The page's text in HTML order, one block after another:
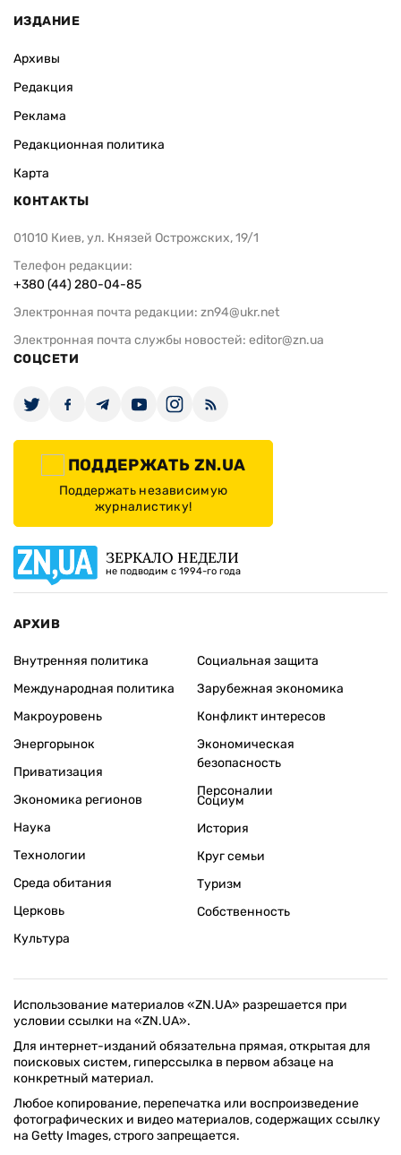
ИЗДАНИЕ
Архивы
Редакция
Реклама
Редакционная политика
Карта
КОНТАКТЫ
01010 Киев, ул. Князей Острожских, 19/1
Телефон редакции:
+380 (44) 280-04-85
Электронная почта редакции: zn94@ukr.net
Электронная почта службы новостей: editor@zn.ua
СОЦСЕТИ
ПОДДЕРЖАТЬ ZN.UA
Поддержать независимую
журналистику!
ЗЕРКАЛО НЕДЕЛИ
не подводим с 1994-го года
АРХИВ
Внутренняя политика
Международная политика
Макроуровень
Энергорынок
Приватизация
Экономика регионов
Социальная защита
Зарубежная экономика
Конфликт интересов
Экономическая
безопасность
Персоналии
Наука
Технологии
Среда обитания
Церковь
Культура
Социум
История
Круг семьи
Туризм
Собственность
Использование материалов «ZN.UA» разрешается при
условии ссылки на «ZN.UA».
Для интернет-изданий обязательна прямая, открытая для
поисковых систем, гиперссылка в первом абзаце на
конкретный материал.
Любое копирование, перепечатка или воспроизведение
фотографических и видео материалов, содержащих ссылку
на Getty Images, строго запрещается.